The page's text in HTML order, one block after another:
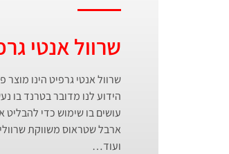
שרוול אנטי
שרוול אנטי גרפיט הינו מוצר
הידוע לנו מדובר בטרנד בו
עושים בו שימוש כדי
ארבל שטראוס משווקת
ועוד…